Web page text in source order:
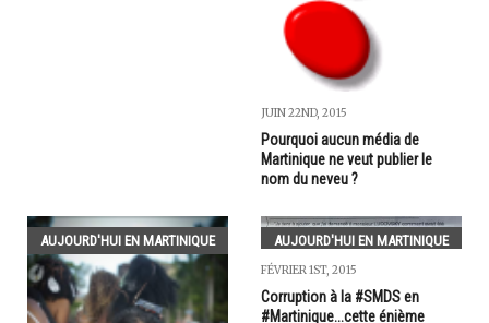
JUIN 22ND, 2015
Pourquoi aucun média de
Martinique ne veut publier le
nom du neveu ?
AUJOURD'HUI EN MARTINIQUE AUJOURD'HUI EN MARTINIQUE
FÉVRIER 1ST, 2015
Corruption à la #SMDS en
#Martinique...cette énième